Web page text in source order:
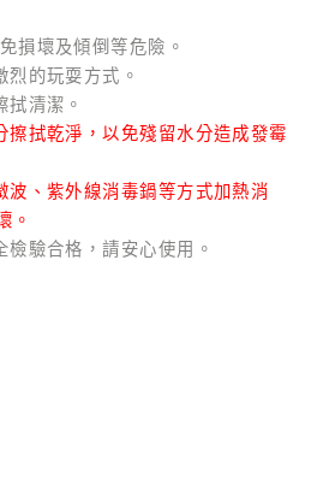
損壞及傾倒等危險。
烈的玩耍方式。
拭清潔。
擦拭乾淨，以免殘留水分造成發霉
、紫外線消毒鍋等方式加熱消
。
驗合格，請安心使用。